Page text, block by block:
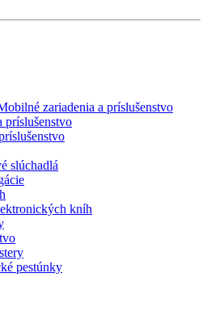
zariadenia a príslušenstvo
príslušenstvo
slúchadlá
kníh
pestúnky